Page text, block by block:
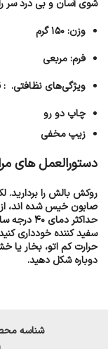
شوی آسان و بی درد سر
وزن: ۱۵۰ گرم
فرم: مربعی
ویژگی‌های نظافتی.
چاپ دو رو
زیپ مخفی
دستورالعمل های
روکش بالش را بردارید.
صابون خیس شده اند،
سفید کننده خودداری
حرارت کم اتو، بخار یا
دوباره شکل دهید.
شناسه